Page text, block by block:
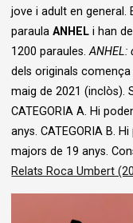
jove i adult en general.
paraulaANHEL i han
1200 paraules.ANHEL:
dels originals
maig de 2021 (inclòs).
CATEGORIA A. Hi
anys. CATEGORIA B.
majors de 19 anys.
Relats Roca Umbert